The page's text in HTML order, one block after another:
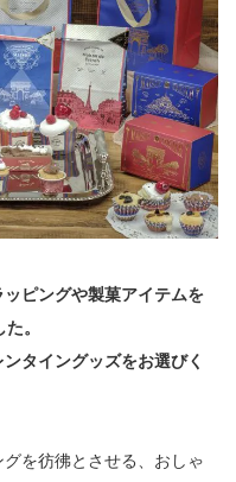
ピングや製菓アイテムを
。
タイングッズをお選びく
を彷彿とさせる、おしゃ